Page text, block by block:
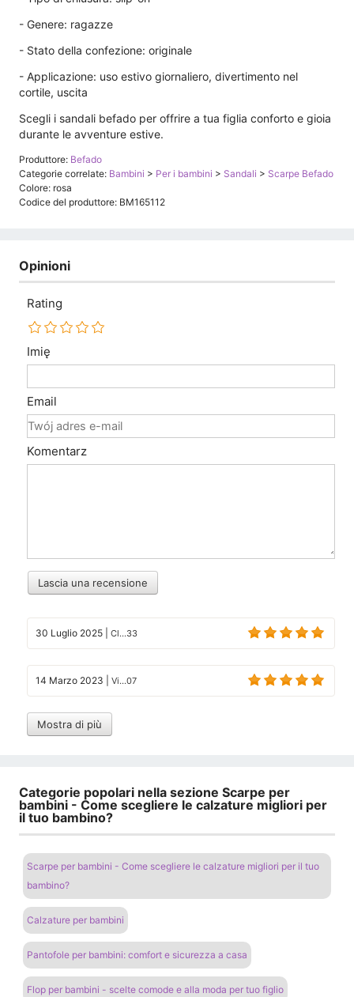
- Genere: ragazze
- Stato della confezione: originale
- Applicazione: uso estivo giornaliero, divertimento nel
cortile, uscita
Scegli i sandali befado per offrire a tua figlia conforto e gioia
durante le avventure estive.
Produttore: Befado
Categorie correlate: Bambini > Per i bambini > Sandali > Scarpe Befado
Colore: rosa
Codice del produttore: BM165112
Opinioni
Rating
Imię
Email
Komentarz
Lascia una recensione
30 Luglio 2025 Cl...33
14 Marzo 2023 Vi...07
Mostra di più
Categorie popolari nella sezione Scarpe per
bambini - Come scegliere le calzature migliori per
il tuo bambino?
Scarpe per bambini - Come scegliere le calzature migliori per il tuo
bambino?
Calzature per bambini
Pantofole per bambini: comfort e sicurezza a casa
Flop per bambini - scelte comode e alla moda per tuo figlio